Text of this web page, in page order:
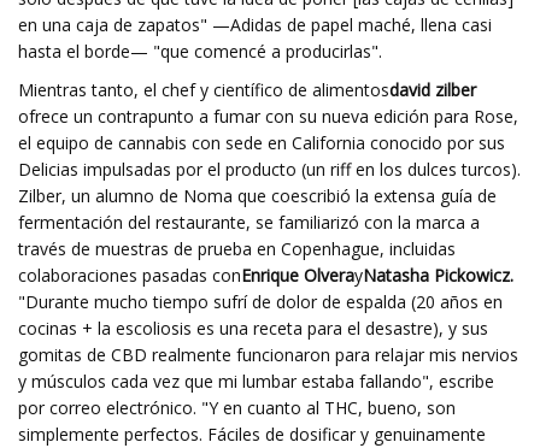
en una caja de zapatos" —Adidas de papel maché, llena casi
hasta el borde— "que comencé a producirlas".
Mientras tanto, el chef y científico de alimentosdavid zilber
ofrece un contrapunto a fumar con su nueva edición para Rose,
el equipo de cannabis con sede en California conocido por sus
Delicias impulsadas por el producto (un riff en los dulces turcos).
Zilber, un alumno de Noma que coescribió la extensa guía de
fermentación del restaurante, se familiarizó con la marca a
través de muestras de prueba en Copenhague, incluidas
colaboraciones pasadas conEnrique OlverayNatasha Pickowicz.
"Durante mucho tiempo sufrí de dolor de espalda (20 años en
cocinas + la escoliosis es una receta para el desastre), y sus
gomitas de CBD realmente funcionaron para relajar mis nervios
y músculos cada vez que mi lumbar estaba fallando", escribe
por correo electrónico. "Y en cuanto al THC, bueno, son
simplemente perfectos. Fáciles de dosificar y genuinamente